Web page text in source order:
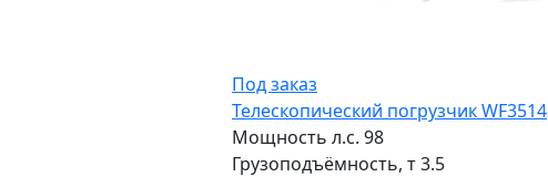
Под заказ
Телескопический погрузчик WF3514
Мощность л.с. 98
Грузоподъёмность, т3.5